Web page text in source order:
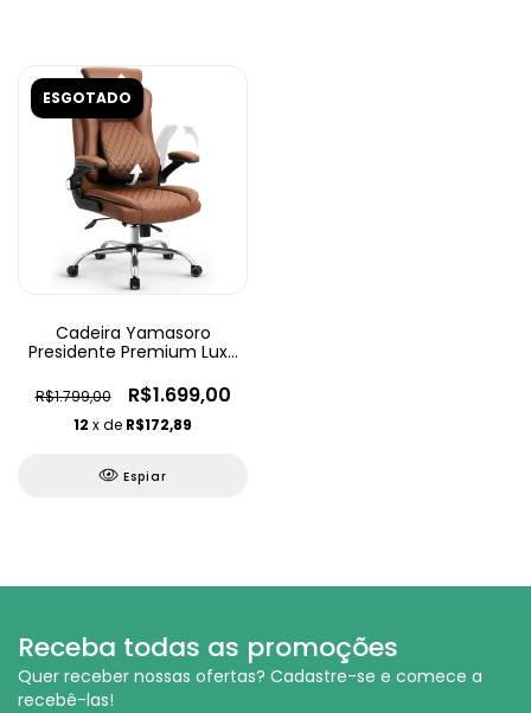
ESGOTADO
Cadeira Yamasoro
Presidente Premium Luxo
R$1.799,00 R$1.699,00
12 x de R$172,89
Espiar
Receba todas as promoções
Quer receber nossas ofertas? Cadastre-se e comece a
recebê-las!